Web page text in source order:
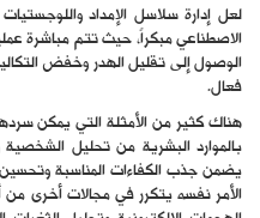
لعل إدارة سلاسل الإمداد
الاصطناعي مبكراً، حيث تتم مباشرة
الوصول إلى تقليل الهدر وخفض
فعال.
هناك كثير من الأمثلة التي يمكن
بالموارد البشرية من تحليل
يضمن جذب الكفاءات المناسبة
الأمر نفسه يتكرر في مجالات أخرى